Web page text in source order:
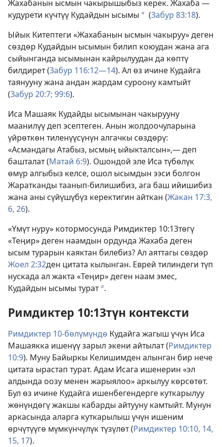
Жахабанын ысмын чакырышыбыз керек. Жахаба —
кудурети күчтүү Кудайдын ысымы a (Забур 83:18).
Ыйык Китептеги «Жахабанын ысмын чакыруу» деген
сөздөр Кудайдын ысымын билип коюудан жана ага
сыйынганда ысымынан кайрылуудан да көптү
билдирет (Забур 116:12—14). Ал өз ичине Кудайга
таянууну жана андан жардам суроону камтыйт
(Забур 20:7; 99:6).
Иса Машаяк Кудайды ысымынан чакырууну
маанилүү деп эсептеген. Анын жолдоочуларына
үйрөткөн тиленүүсүнүн алгачкы сөздөрү:
«Асмандагы Атабыз, ысмың ыйыкталсын»,— деп
башталат (Матай 6:9). Ошондой эле Иса түбөлүк
өмүр алгыбыз келсе, ошол ысымдын ээси болгон
Жаратканды таанып-билишибиз, ага баш ийишибиз
жана аны сүйүшүбүз керектигин айткан (Жакан 17:3,
6, 26).
«Үмүт нуру» котормосунда Римдиктер 10:13төгү
«Теңир» деген наамдын ордунда Жахаба деген
ысым турарын каяктан билебиз? Ал аяттагы сөздөр
Жоел 2:32ден цитата кылынган. Еврей тилиндеги түп
нускада ал жакта «Теңир» деген наам эмес,
Кудайдын ысымы туратb.
Римдиктер 10:13түн контексти
Римдиктер 10-бөлүмүндө Кудайга жагыш үчүн Иса
Машаякка ишенүү зарыл экени айтылат (Римдиктер
10:9). Муну Байыркы Келишимден алынган бир нече
цитата ырастап турат. Адам Исага ишенерин «эл
алдында оозу менен жарыялоо» аркылуу көрсөтөт.
Бул өз ичине Кудайга ишенбегендерге куткарылуу
жөнүндөгү жакшы кабарды айтууну камтыйт. Мунун
аркасында аларга куткарылыш үчүн ишеним
өрчүтүүгө мүмкүнчүлүк түзүлөт (Римдиктер 10:10, 14,
15, 17).